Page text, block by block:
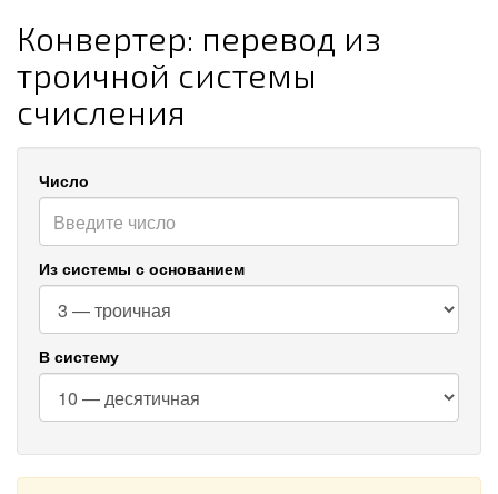
Конвертер: перевод из
троичной системы
счисления
Число
Из системы с основанием
В систему